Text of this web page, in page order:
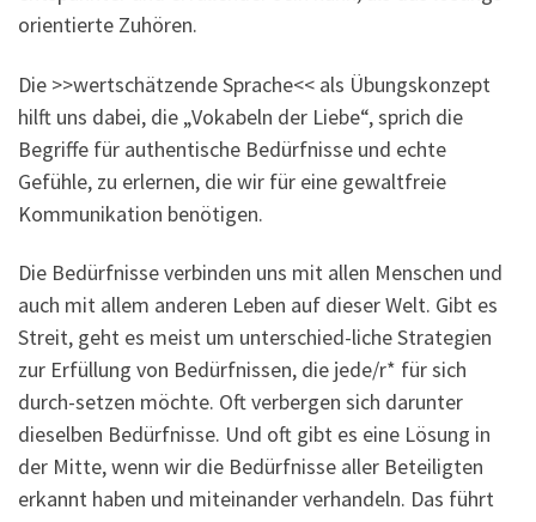
orientierte Zuhören.
Die >>wertschätzende Sprache<< als Übungskonzept
hilft uns dabei, die „Vokabeln der Liebe“, sprich die
Begriffe für authentische Bedürfnisse und echte
Gefühle, zu erlernen, die wir für eine gewaltfreie
Kommunikation benötigen.
Die Bedürfnisse verbinden uns mit allen Menschen und
auch mit allem anderen Leben auf dieser Welt. Gibt es
Streit, geht es meist um unterschied-liche Strategien
zur Erfüllung von Bedürfnissen, die jede/r* für sich
durch-setzen möchte. Oft verbergen sich darunter
dieselben Bedürfnisse. Und oft gibt es eine Lösung in
der Mitte, wenn wir die Bedürfnisse aller Beteiligten
erkannt haben und miteinander verhandeln. Das führt